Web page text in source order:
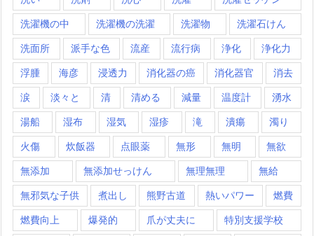
洗濯機の中 洗濯機の洗濯 洗濯物 洗濯石けん
洗面所 派手な色 流産 流行病 浄化 浄化力
浮腫 海彦 浸透力 消化器の癌 消化器官 消去
涙 淡々と 清 清める 減量 温度計 湧水
湯船 湿布 湿気 湿疹 滝 潰瘍 濁り
火傷 炊飯器 点眼薬 無形 無明 無欲
無添加 無添加せっけん 無理無理 無給
無邪気な子供 煮出し 熊野古道 熱いパワー 燃費
燃費向上 爆発的 爪が丈夫に 特別支援学校